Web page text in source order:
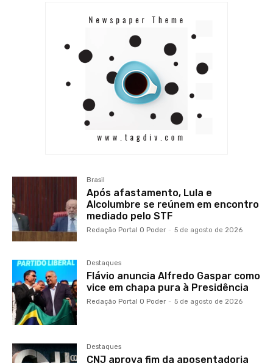
Brasil
Após afastamento, Lula e
Alcolumbre se reúnem em encontro
mediado pelo STF
Redação Portal O Poder - 5 de agosto de 2026
Destaques
Flávio anuncia Alfredo Gaspar como
vice em chapa pura à Presidência
Redação Portal O Poder - 5 de agosto de 2026
Destaques
CNJ aprova fim da aposentadoria